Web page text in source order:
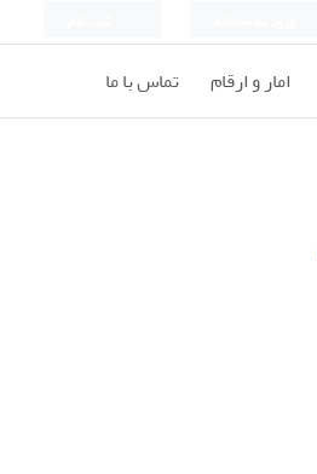
امار و ارقام تماس با ما